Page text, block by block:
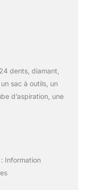
dents, diamant,
sac à outils, un
d’aspiration, une
Information